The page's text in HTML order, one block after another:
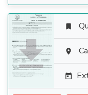



